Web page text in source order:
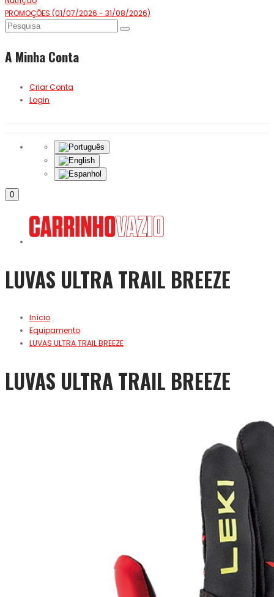
PROMOÇÕES (01/07/2026 - 31/08/2026)
A Minha Conta
Criar Conta
Login
0
LUVAS ULTRA TRAIL BREEZE
Início
Equipamento
LUVAS ULTRA TRAIL BREEZE
LUVAS ULTRA TRAIL BREEZE